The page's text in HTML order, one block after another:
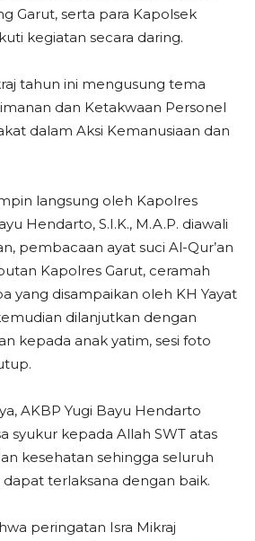
Garut, serta para Kapolsek
kegiatan secara daring.
tahun ini mengusung tema
dan Ketakwaan Personel
dalam Aksi Kemanusiaan dan
langsung oleh Kapolres
Hendarto, S.I.K., M.A.P. diawali
pembacaan ayat suci Al-Qur’an
Kapolres Garut, ceramah
yang disampaikan oleh KH Yayat
dilanjutkan dengan
kepada anak yatim, sesi foto
AKBP Yugi Bayu Hendarto
syukur kepada Allah SWT atas
kesehatan sehingga seluruh
terlaksana dengan baik.
peringatan Isra Mikraj